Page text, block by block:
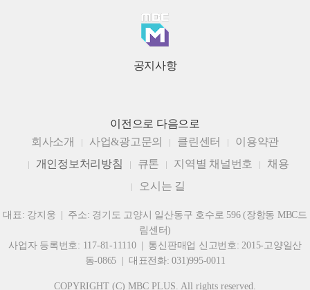
공지사항
이전으로 다음으로
회사소개
사업&광고문의 클린센터
이용약관
개인정보처리방침
큐톤 지역별 채널번호
채용
오시는 길
대표: 강지웅 | 주소: 경기도 고양시 일산동구 호수로 596 (장항동 MBC드
림센터)
사업자 등록번호: 117-81-11110 | 통신판매업 신고번호: 2015-고양일산
동-0865 | 대표전화: 031)995-0011
COPYRIGHT (C) MBC PLUS. All rights reserved.